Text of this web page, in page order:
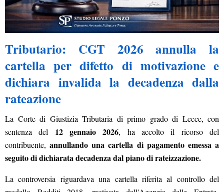
Tributario: CGT 2026 annulla la
cartella per difetto di motivazione e
dichiara invalida la decadenza dalla
rateazione
La Corte di Giustizia Tributaria di primo grado di Lecce, con
sentenza del 12 gennaio 2026, ha accolto il ricorso del
contribuente,annullando una cartella di pagamento emessa a
seguito di dichiarata decadenza dal piano di rateizzazione.
La controversia riguardava una cartella riferita al controllo del